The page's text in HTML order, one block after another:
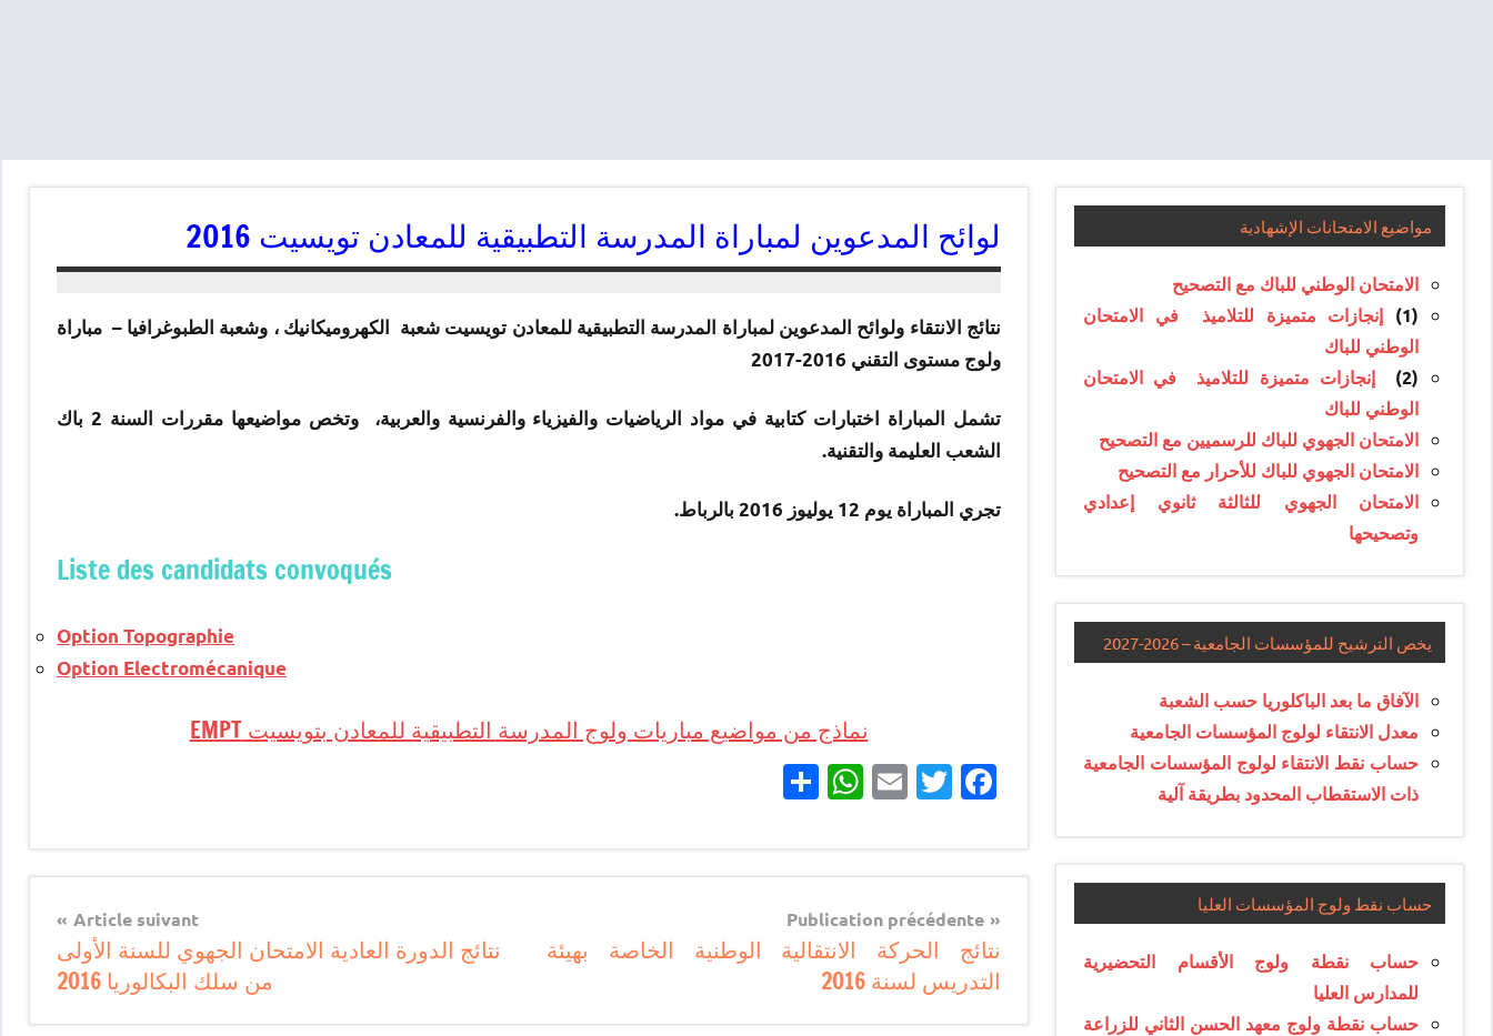
لوائح المدعوين لمباراة المدرسة التطبيقية للمعادن تويسيت 2016
نتائج الانتقاء ولوائح المدعوين لمباراة المدرسة التطبيقية للمعادن تويسيت شعبة الكهروميكانيك ، وشعبة الطبوغرافيا – مباراة
ولوج مستوى التقني 2016-2017
تشمل المباراة اختبارات كتابية في مواد الرياضيات والفيزياء والفرنسية والعربية، وتخص مواضيعها مقررات السنة 2 باك
الشعب العليمة والتقنية.
تجري المباراة يوم 12 يوليوز 2016 بالرباط.
Liste des candidats convoqués
Option Topographie
Option Electromécanique
نماذج من مواضيع مباريات ولوج المدرسة التطبيقية للمعادن بتويسيت EMPT
Facebook
Twitter
Email
WhatsApp
مباريات
بالباك
وما
دونه
Navigation
de
l’article
Publication précédente
نتائج الحركة الانتقالية الوطنية الخاصة بهيئة
التدريس لسنة 2016
Article suivant
نتائج الدورة العادية الامتحان الجهوي للسنة الأولى
من سلك البكالوريا 2016
مواضيع الامتحانات الإشهادية
الامتحان الوطني للباك مع التصحيح
(1)
إنجازات متميزة للتلاميذ في الامتحان
الوطني للباك
(2)
إنجازات متميزة للتلاميذ في الامتحان
الوطني للباك
الامتحان الجهوي للباك للرسميين مع التصحيح
الامتحان الجهوي للباك للأحرار مع التصحيح
الامتحان الجهوي للثالثة ثانوي إعدادي
وتصحيحها
يخص الترشيح للمؤسسات الجامعية – 2026-2027
الآفاق ما بعد الباكلوريا حسب الشعبة
معدل الانتقاء لولوج المؤسسات الجامعية
حساب نقط الانتقاء لولوج المؤسسات الجامعية
ذات الاستقطاب المحدود بطريقة آلية
حساب نقط ولوج المؤسسات العليا
حساب نقطة ولوج الأقسام التحضيرية
للمدارس العليا
حساب نقطة ولوج معهد الحسن الثاني للزراعة